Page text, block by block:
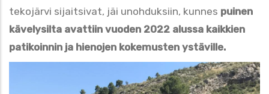
tekojärvi sijaitsivat, jäi unohduksiin, kunnes puinen
kävelysilta avattiin vuoden 2022 alussa kaikkien
patikoinnin ja hienojen kokemusten ystäville.